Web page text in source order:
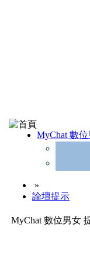
MyChat 數
»
論壇提示
MyChat 數位男女